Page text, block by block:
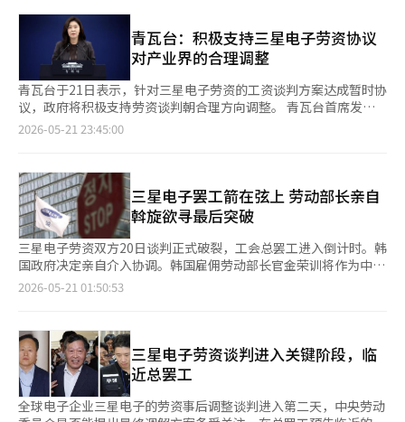
要议题。劳动部计划在正式高温季节开始之前，集中检查“高温安
全五大基本原则”和密闭空间窒息事故预防措施的执行情况，特别
是在建筑工地和物流、配送等高温易发行业加强现场检查。同时，
劳动部还决定针对中东战争长期化可能带来的行业冲击做好准备。
劳动部将加强对航空、塑料等就业维持支持金申请条件放宽行业的
制度宣传，并检查就业危机预警地区的就业状况，推动区域性定制
支持。金部长强调：“必须密切关注中东局势不安对劳动市场的影
响”，并要求：“及时提供符合地方情况的必要支持，以防止就业
时，部分股东要求协议无效的行动也开始加剧。 小额股东平台Act
表示，三星电子接受了其提出的股东名册查阅及复印请求。查阅预
计将在27日或28日进行。 此次请求是由三星电子股东团体——大韩
民国股东运动本部通过Act推动的。股东运动本部在获得名册后，
计划要求召开临时股东大会。 此前，股东运动本部在大法院前召
开记者会，主张特别绩效奖金的决定是股东的权利，强调召开临时
股东大会的必要性。此外，还计划申请对本次协议的效力停止的临
时禁令和无效确认诉讼。※ 本报道经人工智能（AI）系统翻译与编
示：“为了促进健康的劳资关系发展，将具体改善组织文化，包括
提供三星电子平泽事业部工会办公室、撤回各类诉讼等民事和刑事
案件。”早在上个月9日，三星电子因部分员工利用其他员工的个
人信息制作并传播所谓的“黑名单”而向警方控告了一名员工A。
据悉，员工A通过公司系统查询员工信息超过2万次，持续约1小
时。同月16日，三星电子又针对一名非法大量收集员工个人信息并
转交他人的员工进行了追加控告。接到案件后，警方本月对三星电
子的计算机服务器进行了搜查，展开了强制调查。尽管公司撤回了
罪，因此警方的调查预计不会立即停止。不过，由于公司已表明不
希望追究责任，未来在检察院起诉阶段或法院最终裁决中可能会产
生积极影响。
青瓦台：积极支持三星电子劳资协议
对产业界的合理调整
青瓦台于21日表示，针对三星电子劳资的工资谈判方案达成暂时协
议，政府将积极支持劳资谈判朝合理方向调整。 青瓦台首席发言
人姜裕贞在当天的春秋馆举行的相关简报会上表示，针对该争议对
资自主决定的事项，但最近围绕三星的经营成果奖金的争论，已超
越了劳资间的问题，成为了相当大的社会争论，所有国民都目睹了
这一冲突的加剧。” 关于三星电子劳资在工资谈判方案上达成暂
时协议，避免了总罢工的局面，姜发言人表示：“虽然中立委员会
的后续调解未能达成，但全国人民对此表示担忧，因此三星电子和
劳资各自做出了一步让步，达成了暂时协议。”她认为这是劳资双
方的努力以及包括劳动部长金英勋在内的政府方面积极合作的结
果。 此外，针对前一天李在明总统关于“营业利润分配”的发
净利润的差异，表明这一部分需要在社会上进一步审议和讨论。”
李在明总统在国务会议兼紧急经济检查会议上针对三星电子工会表
示：“在未扣除国民共同的税收之前，营业利润就要按一定比例制
度性分配，这连投资者都无法做到。”他批评道：“投资者在扣除
税收后才从净利润中分红，我对此有些难以理解。” 姜发言人对
三星电子小股东团体对工资谈判暂时协议的合法性提出质疑，并预
2026-05-21 23:45:00
三星电子罢工箭在弦上 劳动部长亲自
斡旋欲寻最后突破
三星电子劳资双方20日谈判正式破裂，工会总罢工进入倒计时。韩
国政府决定亲自介入协调。韩国雇佣劳动部长官金荣训将作为中间
人，直接主持三星电子劳资双方的新一轮谈判。 雇佣劳动部当天
促成的劳资自主协商，不同于此前由中央劳动委员会主持的事后调
解程序，也并非旨在提出具有法律强制力的仲裁方案。 三星电子
劳资双方自本月18日起连续三天接受韩国中央劳动委员会主持的第
二轮事后调解，但在核心争议——不同事业部门之间的绩效奖金分
配方式上始终未能缩小分歧。 中央劳动委员会此前提出折中调解
2026-05-21 01:50:53
三星电子劳资谈判进入关键阶段，临
近总罢工
全球电子企业三星电子的劳资事后调整谈判进入第二天，中央劳动